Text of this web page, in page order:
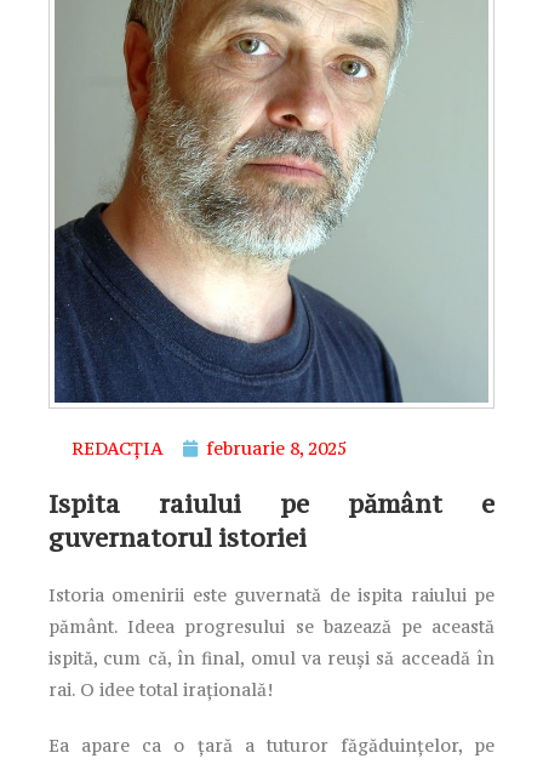
REDACȚIA februarie 8, 2025
Ispita raiului pe pământ e
guvernatorul istoriei
Istoria omenirii este guvernată de ispita raiului pe
pământ. Ideea progresului se bazează pe această
ispită, cum că, în final, omul va reuși să acceadă în
rai. O idee total irațională!
Ea apare ca o țară a tuturor făgăduințelor, pe